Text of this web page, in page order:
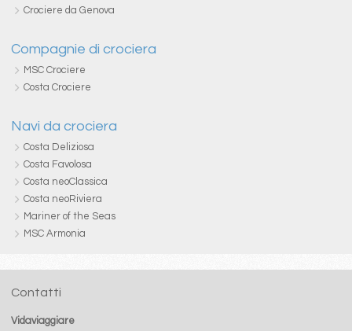
Crociere da Genova
Compagnie di crociera
MSC Crociere
Costa Crociere
Navi da crociera
Costa Deliziosa
Costa Favolosa
Costa neoClassica
Costa neoRiviera
Mariner of the Seas
MSC Armonia
Contatti
Vidaviaggiare